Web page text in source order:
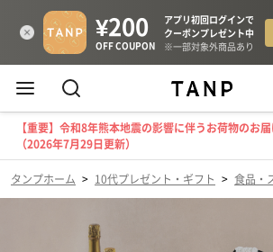
【重要】令和8年熊本地震の影響に伴うお荷物のお
（2026年7月29日更新）
タンプホーム > 10代プレゼント・ギフト > 食品・